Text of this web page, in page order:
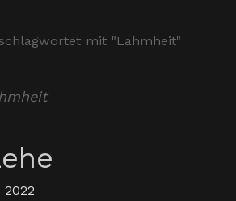
mit "Lahmheit"
2022